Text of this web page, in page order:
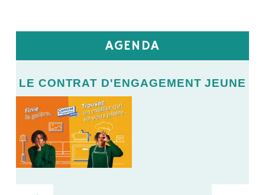
AGENDA
LE CONTRAT D'ENGAGEMENT JEUNE